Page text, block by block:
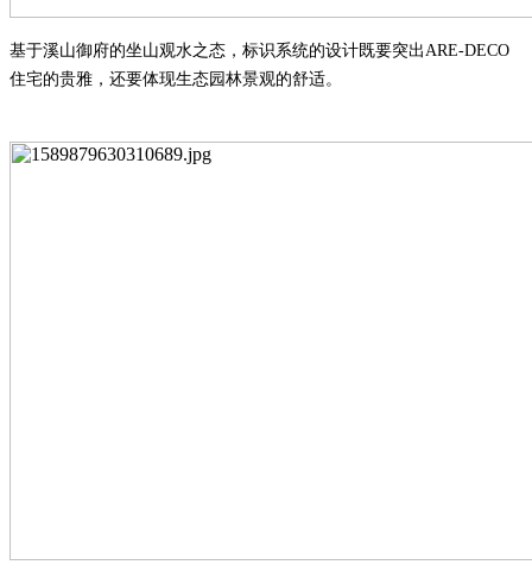
基于溪山御府的坐山观水之态，标识系统的设计既要突出 ARE-DECO
住宅的贵雅，还要体现生态园林景观的舒适。